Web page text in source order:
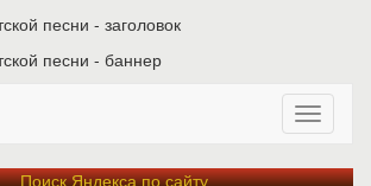
Поиск Яндекса по сайту